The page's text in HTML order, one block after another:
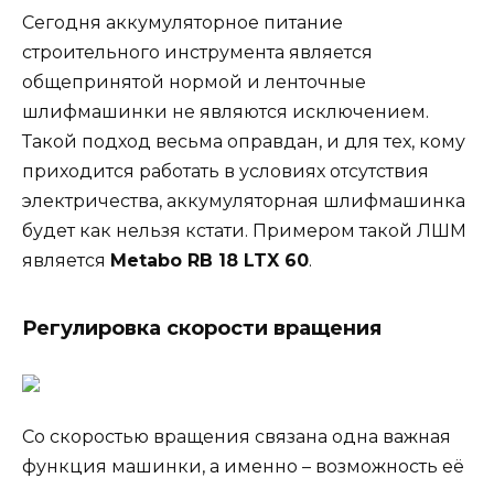
Сегодня аккумуляторное питание
строительного инструмента является
общепринятой нормой и ленточные
шлифмашинки не являются исключением.
Такой подход весьма оправдан, и для тех, кому
приходится работать в условиях отсутствия
электричества, аккумуляторная шлифмашинка
будет как нельзя кстати. Примером такой ЛШМ
является Metabo RB 18 LTX 60.
Регулировка скорости вращения
Со скоростью вращения связана одна важная
функция машинки, а именно – возможность её